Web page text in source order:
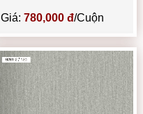
Giá: 780,000 đ/Cuộn